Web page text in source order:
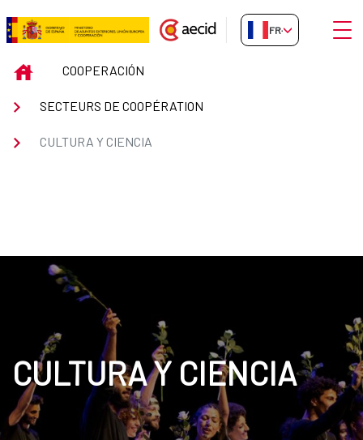
Saut au contenu principal
Cultura y ciencia
FR-FR
INICIOCOOPERACIÓN
SECTEURS DE COOPÉRATION
CULTURA Y CIENCIA
CULTURA Y CIENCIA